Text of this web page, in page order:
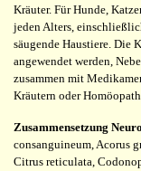
Kräuter. Für Hunde,
jeden Alters,
säugende Haustiere. Die
angewendet werden,
zusammen mit
Kräutern oder
Zusammensetzung
consanguineum, Acorus
Citrus reticulata,